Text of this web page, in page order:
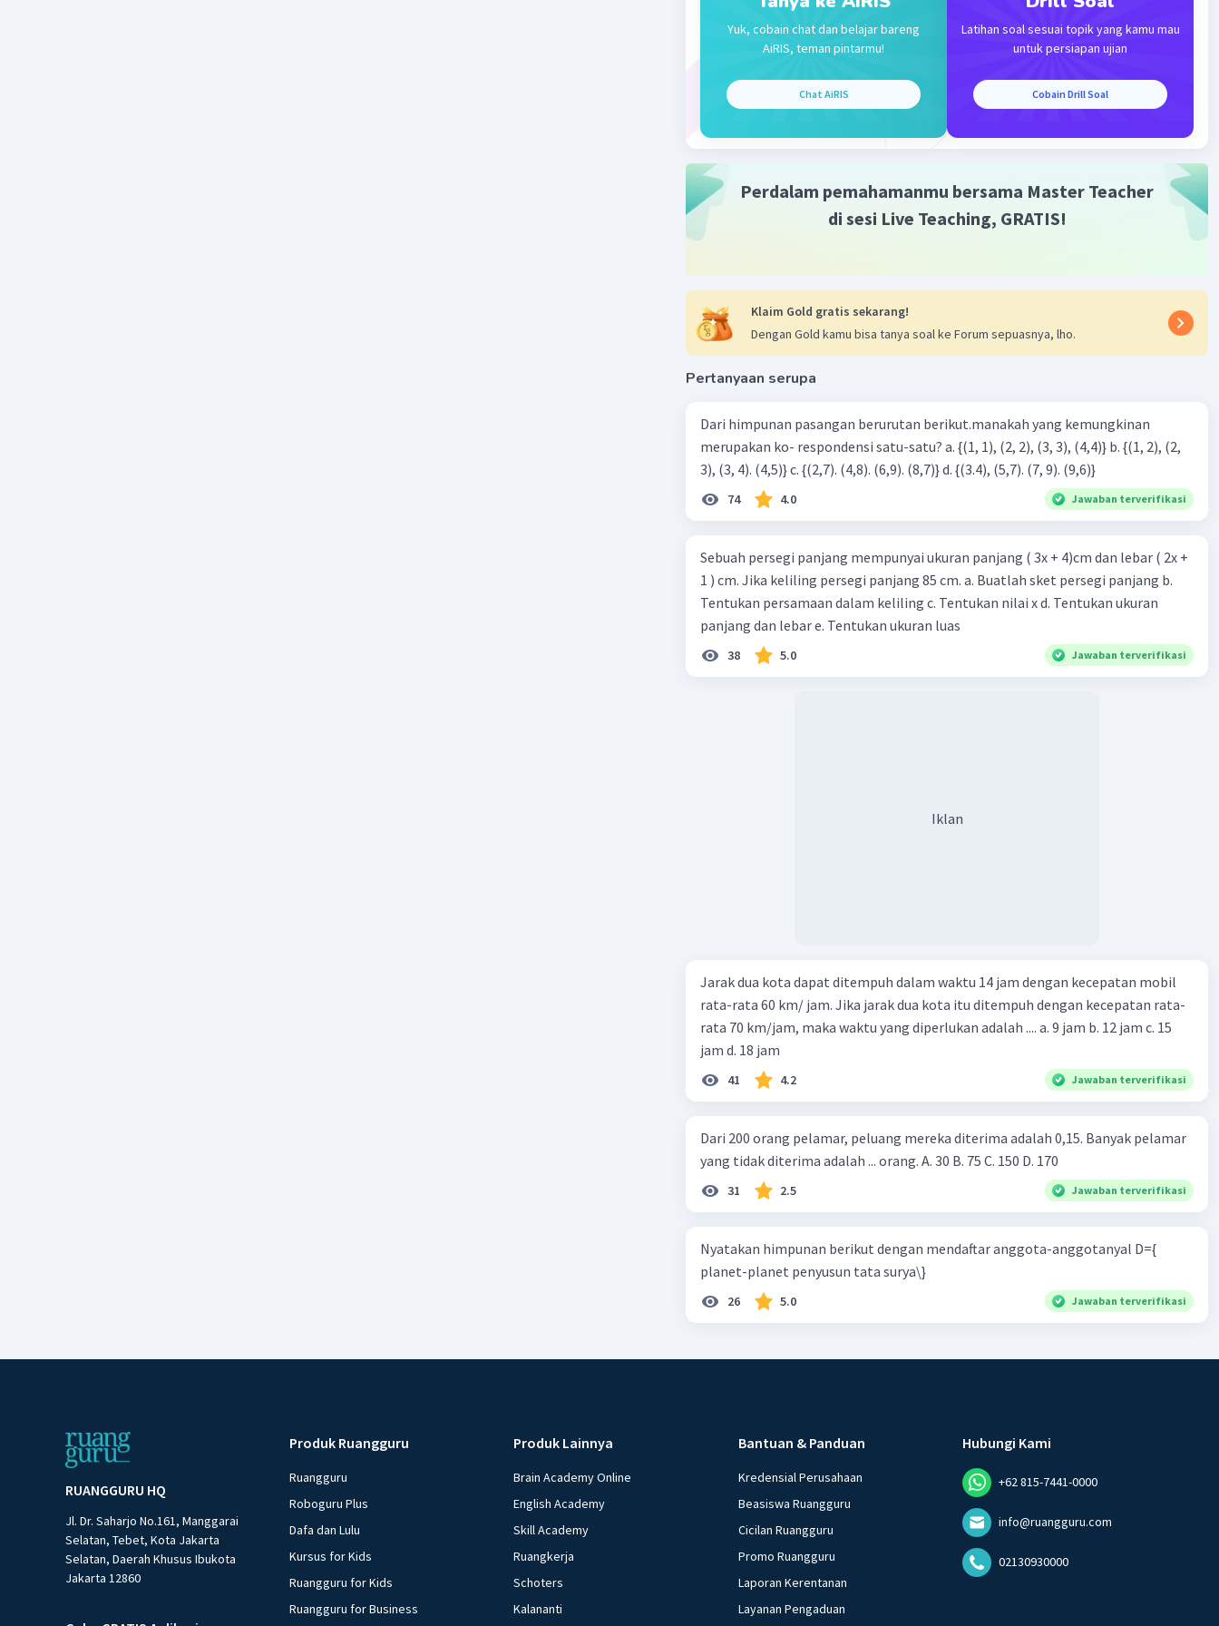
1 - 2 + 1 = 0
D. x² + 3 = 7 (belum dapat ditentukan)
Jadi, jawabannya adalah D.
Yuk, cobain chat dan belajar bareng
AiRIS, teman pintarmu!
Chat AiRIS
Latihan soal sesuai topik yang kamu mau
untuk persiapan ujian
Cobain Drill Soal
Perdalam pemahamanmu bersama Master Teacher
di sesi Live Teaching, GRATIS!
Klaim Gold gratis sekarang!
Dengan Gold kamu bisa tanya soal ke Forum sepuasnya, lho.
Pertanyaan serupa
Dari himpunan pasangan berurutan berikut.manakah yang kemungkinan
merupakan ko- respondensi satu-satu? a. {(1, 1), (2, 2), (3, 3), (4,4)} b. {(1, 2), (2,
3), (3, 4). (4,5)} c. {(2,7). (4,8). (6,9). (8,7)} d. {(3.4), (5,7). (7, 9). (9,6)}
74 4.0 Jawaban terverifikasi
Sebuah persegi panjang mempunyai ukuran panjang ( 3x + 4)cm dan lebar ( 2x +
1 ) cm. Jika keliling persegi panjang 85 cm. a. Buatlah sket persegi panjang b.
Tentukan persamaan dalam keliling c. Tentukan nilai x d. Tentukan ukuran
panjang dan lebar e. Tentukan ukuran luas
38 5.0 Jawaban terverifikasi
Iklan
Jarak dua kota dapat ditempuh dalam waktu 14 jam dengan kecepatan mobil
rata-rata 60 km/ jam. Jika jarak dua kota itu ditempuh dengan kecepatan rata-
rata 70 km/jam, maka waktu yang diperlukan adalah .... a. 9 jam b. 12 jam c. 15
jam d. 18 jam
41 4.2 Jawaban terverifikasi
Dari 200 orang pelamar, peluang mereka diterima adalah 0,15. Banyak pelamar
yang tidak diterima adalah ... orang. A. 30 B. 75 C. 150 D. 170
31 2.5 Jawaban terverifikasi
Nyatakan himpunan berikut dengan mendaftar anggota-anggotanyal D={
planet-planet penyusun tata surya\}
26 5.0 Jawaban terverifikasi
RUANGGURU HQ
Jl. Dr. Saharjo No.161, Manggarai
Selatan, Tebet, Kota Jakarta
Selatan, Daerah Khusus Ibukota
Jakarta 12860
Produk Ruangguru
Ruangguru
Roboguru Plus
Dafa dan Lulu
Kursus for Kids
Ruangguru for Kids
Ruangguru for Business
Produk Lainnya
Brain Academy Online
English Academy
Skill Academy
Ruangkerja
Schoters
Kalananti
Bantuan & Panduan
Kredensial Perusahaan
Beasiswa Ruangguru
Cicilan Ruangguru
Promo Ruangguru
Laporan Kerentanan
Layanan Pengaduan
Hubungi Kami
+62 815-7441-0000
info@ruangguru.com
02130930000